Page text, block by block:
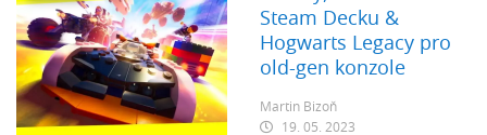
Steam Decku &
Hogwarts Legacy pro
old-gen konzole
Martin Bizoň
19. 05. 2023